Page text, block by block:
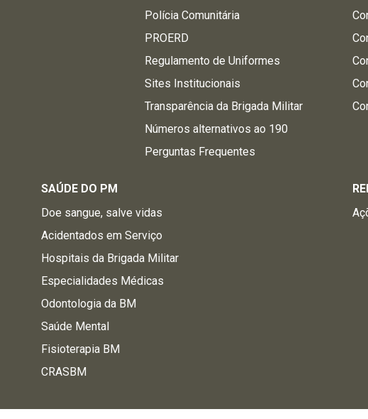
Polícia Comunitária
PROERD
Regulamento de Uniformes
Sites Institucionais
Transparência da Brigada Militar
Números alternativos ao 190
Perguntas Frequentes
SAÚDE DO PM
Doe sangue, salve vidas
Acidentados em Serviço
Hospitais da Brigada Militar
Especialidades Médicas
Odontologia da BM
Saúde Mental
Fisioterapia BM
CRASBM